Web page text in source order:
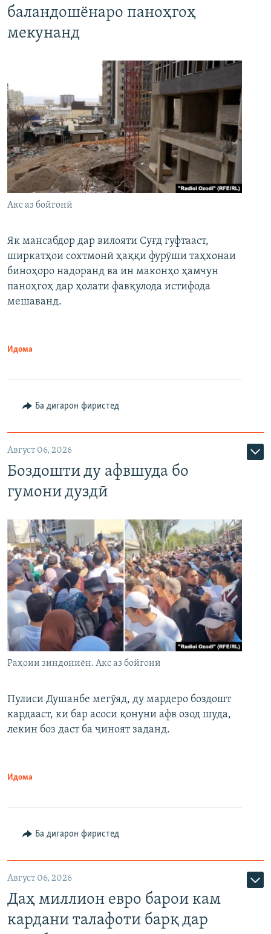
баландошёнаро паноҳгоҳ
мекунанд
Акс аз бойгонӣ
Як мансабдор дар вилояти Суғд гуфтааст,
ширкатҳои сохтмонӣ ҳаққи фурӯши таҳхонаи
биноҳоро надоранд ва ин маконҳо ҳамчун
паноҳгоҳ дар ҳолати фавқулода истифода
мешаванд.
Идома
Ба дигарон фиристед
Август 06, 2026
Боздошти ду афвшуда бо
гумони дуздӣ
Раҳоии зиндониён. Акс аз бойгонӣ
Пулиси Душанбе мегӯяд, ду мардеро боздошт
кардааст, ки бар асоси қонуни афв озод шуда,
лекин боз даст ба ҷиноят заданд.
Идома
Ба дигарон фиристед
Август 06, 2026
Даҳ миллион евро барои кам
кардани талафоти барқ дар